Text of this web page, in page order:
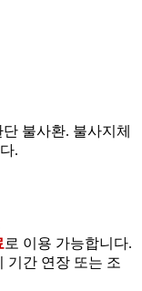
불사환. 불사지체
.
로 이용 가능합니다.
기간 연장 또는 조